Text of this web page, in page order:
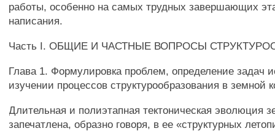
работы, особенно на самых трудных завершающих
написания.
Часть I. ОБЩИЕ И ЧАСТНЫЕ ВОПРОСЫ
Глава 1. Формулировка проблем, определение задач
изучении процессов структурообразования в земной
Длительная и полиэтапная тектоническая эволюция
запечатлена, образно говоря, в ее «структурных